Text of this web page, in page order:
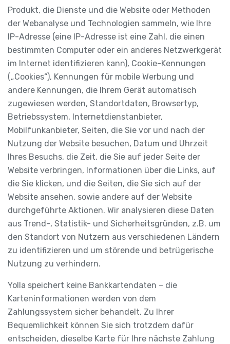
Produkt, die Dienste und die Website oder Methoden
der Webanalyse und Technologien sammeln, wie Ihre
IP-Adresse (eine IP-Adresse ist eine Zahl, die einen
bestimmten Computer oder ein anderes Netzwerkgerät
im Internet identifizieren kann), Cookie-Kennungen
(„Cookies“), Kennungen für mobile Werbung und
andere Kennungen, die Ihrem Gerät automatisch
zugewiesen werden, Standortdaten, Browsertyp,
Betriebssystem, Internetdienstanbieter,
Mobilfunkanbieter, Seiten, die Sie vor und nach der
Nutzung der Website besuchen, Datum und Uhrzeit
Ihres Besuchs, die Zeit, die Sie auf jeder Seite der
Website verbringen, Informationen über die Links, auf
die Sie klicken, und die Seiten, die Sie sich auf der
Website ansehen, sowie andere auf der Website
durchgeführte Aktionen. Wir analysieren diese Daten
aus Trend-, Statistik- und Sicherheitsgründen, z.B. um
den Standort von Nutzern aus verschiedenen Ländern
zu identifizieren und um störende und betrügerische
Nutzung zu verhindern.
Yolla speichert keine Bankkartendaten – die
Karteninformationen werden von dem
Zahlungssystem sicher behandelt. Zu Ihrer
Bequemlichkeit können Sie sich trotzdem dafür
entscheiden, dieselbe Karte für Ihre nächste Zahlung